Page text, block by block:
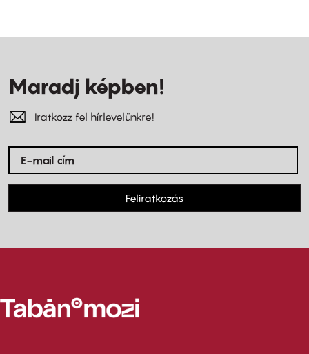
Maradj képben!
Iratkozz fel hírlevelünkre!
Feliratkozás